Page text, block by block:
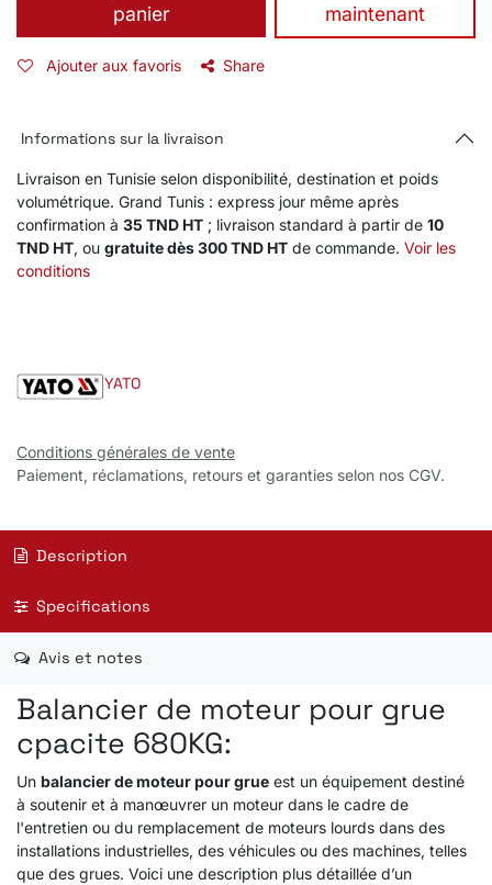
panier
maintenant
Ajouter aux favoris Share
Informations sur la livraison
Livraison en Tunisie selon disponibilité, destination et poids
volumétrique. Grand Tunis : express jour même après
confirmation à 35 TND HT ; livraison standard à partir de 10
TND HT, ou gratuite dès 300 TND HT de commande. Voir les
conditions
YATO
Conditions générales de vente
Paiement, réclamations, retours et garanties selon nos CGV.
Description
Specifications
Avis et notes
Balancier de moteur pour grue
cpacite 680KG:
Un balancier de moteur pour grue est un équipement destiné
à soutenir et à manœuvrer un moteur dans le cadre de
l'entretien ou du remplacement de moteurs lourds dans des
installations industrielles, des véhicules ou des machines, telles
que des grues. Voici une description plus détaillée d’un